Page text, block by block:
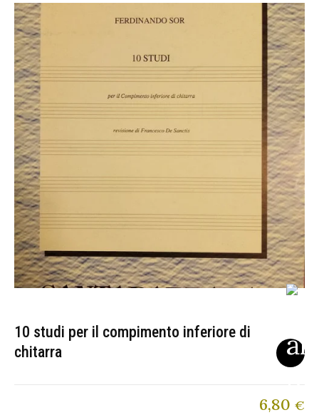
10 studi per il compimento inferiore di
chitarra
6,80 €